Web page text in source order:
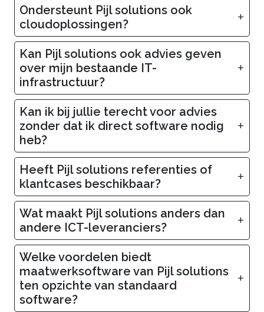
Ondersteunt Pijl solutions ook
cloudoplossingen?
+
Kan Pijl solutions ook advies geven
over mijn bestaande IT-
infrastructuur?
+
Kan ik bij jullie terecht voor advies
zonder dat ik direct software nodig
heb?
+
Heeft Pijl solutions referenties of
klantcases beschikbaar?
+
Wat maakt Pijl solutions anders dan
andere ICT-leveranciers?
+
Welke voordelen biedt
maatwerksoftware van Pijl solutions
ten opzichte van standaard
software?
+